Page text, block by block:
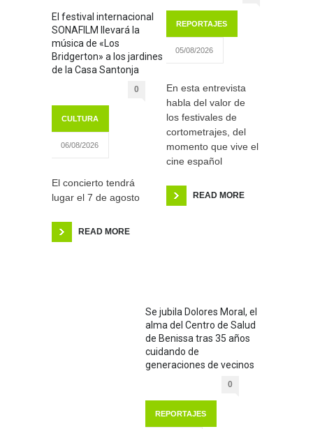
El festival internacional
SONAFILM llevará la
música de «Los
Bridgerton» a los jardines
de la Casa Santonja
0
CULTURA
06/08/2026
El concierto tendrá
lugar el 7 de agosto
READ MORE
REPORTAJES
05/08/2026
En esta entrevista
habla del valor de
los festivales de
cortometrajes, del
momento que vive el
cine español
READ MORE
Se jubila Dolores Moral, el
alma del Centro de Salud
de Benissa tras 35 años
cuidando de
generaciones de vecinos
0
REPORTAJES